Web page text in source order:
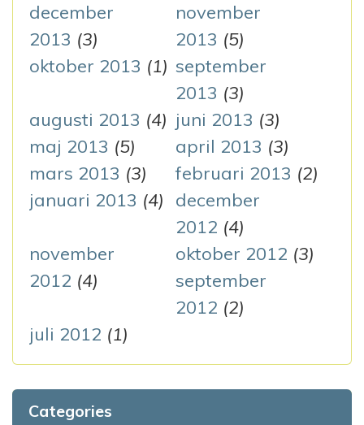
december
2013 (3)
november
2013 (5)
oktober 2013 (1) september
2013 (3)
augusti 2013 (4) juni 2013 (3)
maj 2013 (5) april 2013 (3)
mars 2013 (3) februari 2013 (2)
januari 2013 (4)
december
2012 (4)
november
2012 (4)
oktober 2012 (3)
september
2012 (2)
juli 2012 (1)
Categories